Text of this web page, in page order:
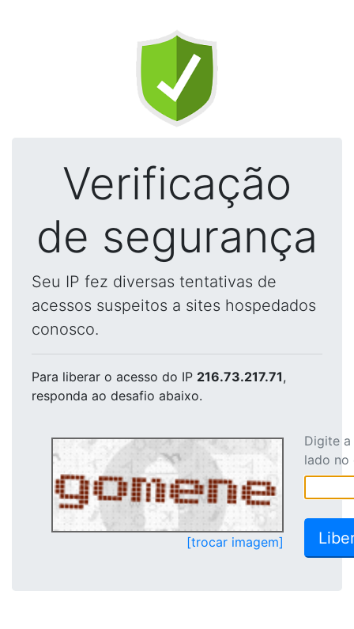
Verificação
de segurança
Seu IP fez diversas tentativas de
acessos suspeitos a sites hospedados
conosco.
Para liberar o acesso do IP 216.73.217.71,
responda ao desafio abaixo.
[trocar imagem]
Digite
lado no